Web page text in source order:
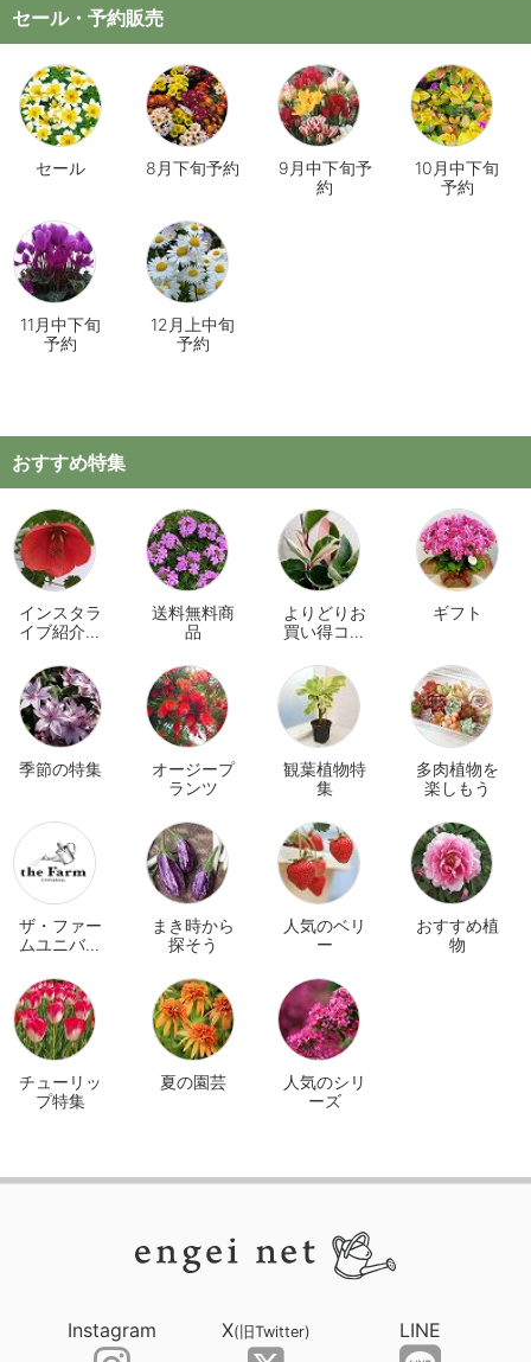
セール・予約販売
セール 8月下旬予約
9月中下旬予
約
10月中下旬
予約
11月中下旬
予約
12月上中旬
予約
おすすめ特集
インスタラ
イブ紹介商
送料無料商
品
よりどりお
買い得コー
ギフト
季節の特集
オージープ
ランツ
観葉植物特
集
多肉植物を
楽しもう
ザ・ファー
ムユニバー
イン
まき時から
探そう
人気のベリ
ー
おすすめ植
物
チューリッ
プ特集
夏の園芸
人気のシリ
ーズ
Instagram X(旧Twitter) LINE